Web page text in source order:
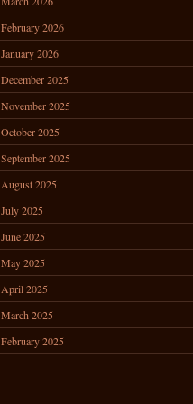
February 2026
January 2026
December 2025
November 2025
October 2025
September 2025
August 2025
July 2025
June 2025
May 2025
April 2025
March 2025
February 2025